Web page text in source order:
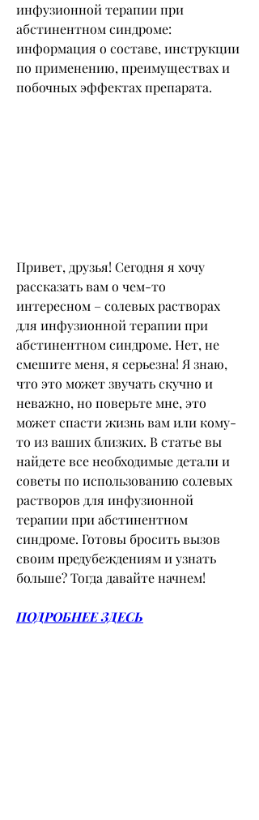
инфузионной терапии при
абстинентном синдроме:
информация о составе, инструкции
по применению, преимуществах и
побочных эффектах препарата.
Привет, друзья! Сегодня я хочу
рассказать вам о чем-то
интересном – солевых растворах
для инфузионной терапии при
абстинентном синдроме. Нет, не
смешите меня, я серьезна! Я знаю,
что это может звучать скучно и
неважно, но поверьте мне, это
может спасти жизнь вам или кому-
то из ваших близких. В статье вы
найдете все необходимые детали и
советы по использованию солевых
растворов для инфузионной
терапии при абстинентном
синдроме. Готовы бросить вызов
своим предубеждениям и узнать
больше? Тогда давайте начнем!
ПОДРОБНЕЕ ЗДЕСЬ